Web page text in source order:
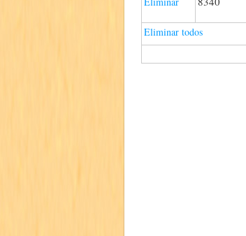
Eliminar todos